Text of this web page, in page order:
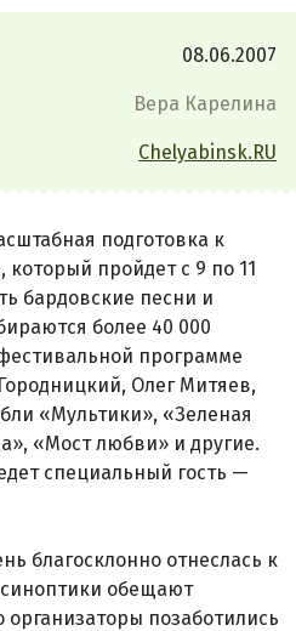
08.06.2007
Вера Карелина
Chelyabinsk.RU
подготовка к
пройдет с 9 по 11
бардовские песни и
более 40 000
программе
Олег Митяев,
«Мультики», «Зеленая
«Мост любви» и другие.
специальный гость —
благосклонно отнеслась к
обещают
позаботились